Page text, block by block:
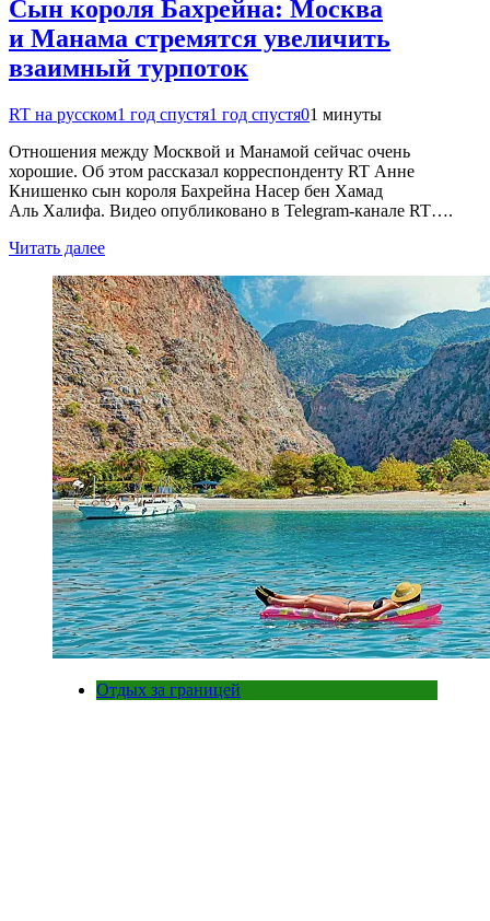
Сын короля Бахрейна: Москва
и Манама стремятся увеличить
взаимный турпоток
RT на русском1 год спустя1 год спустя01 минуты
Отношения между Москвой и Манамой сейчас очень
хорошие. Об этом рассказал корреспонденту RT Анне
Книшенко сын короля Бахрейна Насер бен Хамад
Аль Халифа. Видео опубликовано в Telegram-канале RT….
Читать далее
Отдых за границей